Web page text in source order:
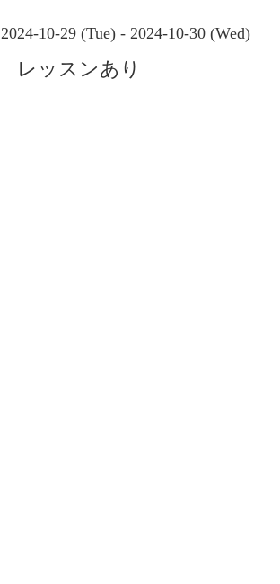
2024-10-29 (Tue) - 2024-10-30 (Wed)
レッスンあり